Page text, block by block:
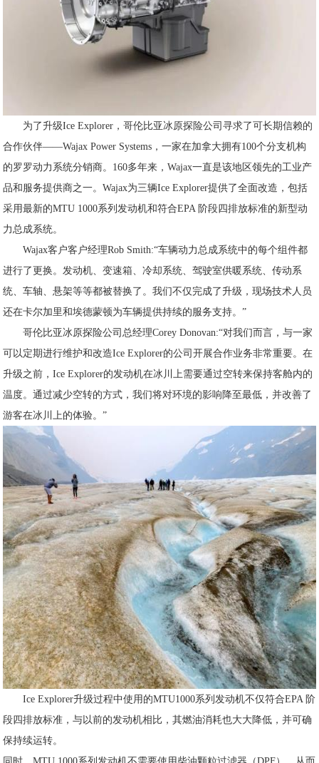
为了升级Ice Explorer，哥伦比亚冰原探险公司寻求了可长期信赖的
合作伙伴——Wajax Power Systems，一家在加拿大拥有100个分支机构
的罗罗动力系统分销商。160多年来，Wajax一直是该地区领先的工业产
品和服务提供商之一。Wajax为三辆Ice Explorer提供了全面改造，包括
采用最新的MTU 1000系列发动机和符合EPA 阶段四排放标准的新型动
力总成系统。
Wajax客户客户经理Rob Smith:“车辆动力总成系统中的每个组件都
进行了更换。发动机、变速箱、冷却系统、驾驶室供暖系统、传动系
统、车轴、悬架等等都被替换了。我们不仅完成了升级，现场技术人员
还在卡尔加里和埃德蒙顿为车辆提供持续的服务支持。”
哥伦比亚冰原探险公司总经理Corey Donovan:“对我们而言，与一家
可以定期进行维护和改造Ice Explorer的公司开展合作业务非常重要。在
升级之前，Ice Explorer的发动机在冰川上需要通过空转来保持客舱内的
温度。通过减少空转的方式，我们将对环境的影响降至最低，并改善了
游客在冰川上的体验。”
Ice Explorer升级过程中使用的MTU1000系列发动机不仅符合EPA 阶
段四排放标准 ，与以前的发动机相比，其燃油消耗也大大降低 ，并可确
保持续运转。